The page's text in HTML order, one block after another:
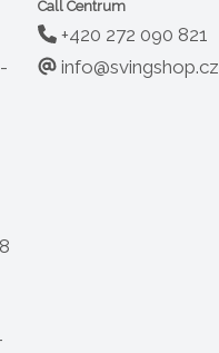
Call Centrum
+420 272 090 821
info@svingshop.cz